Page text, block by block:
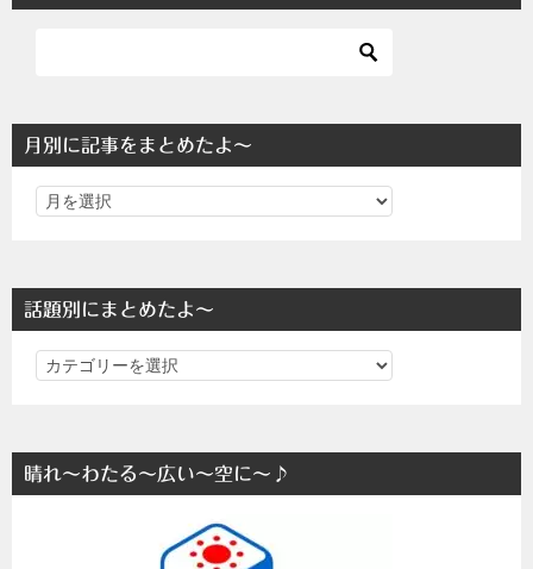
月別に記事をまとめたよ～
話題別にまとめたよ～
話
に
ま
晴れ～わたる～広い～空に～♪